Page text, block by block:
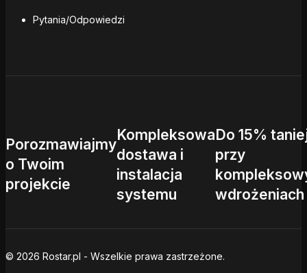
Pytania/Odpowiedzi
Porozmawiajmy
o Twoim
projekcie
Kompleksowa
dostawa i
instalacja
systemu
Do 15%
przy
wdrożeniach
© 2026 Rostar.pl - Wszelkie prawa zastrzeżone.